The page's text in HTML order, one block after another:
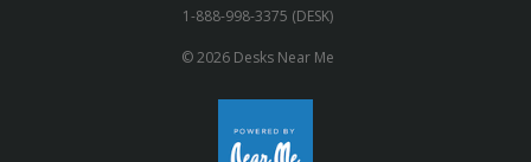
1-888-998-3375 (DESK)
© 2026 Desks Near Me